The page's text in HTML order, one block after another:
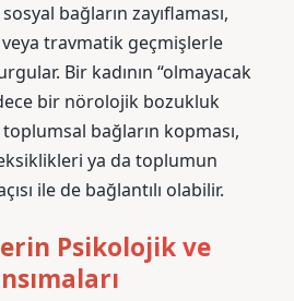
bağların zayıflaması,
travmatik geçmişlerle
Bir kadının “olmayacak
bir nörolojik bozukluk
bağların kopması,
ya da toplumun
ile de bağlantılı olabilir.
Psikolojik ve